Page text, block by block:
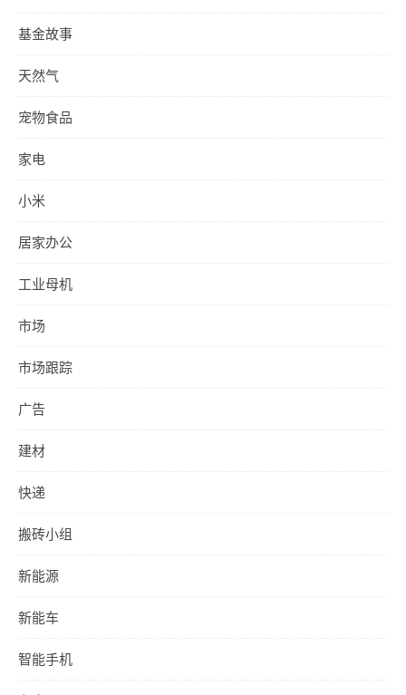
基金故事
天然气
宠物食品
家电
小米
居家办公
工业母机
市场
市场跟踪
广告
建材
快递
搬砖小组
新能源
新能车
智能手机